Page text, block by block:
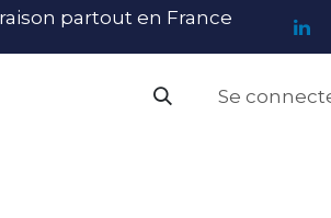
partout en France
Se